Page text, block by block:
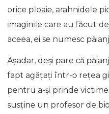
orice ploaie, arahnidele
imaginile care au făcut
aceea, ei se numesc
Așadar, deși pare că
fapt agățați într-o rețea
pentru a-și prinde
susține un profesor de